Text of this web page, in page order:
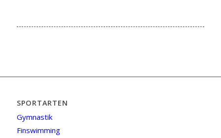
SPORTARTEN
Gymnastik
Finswimming